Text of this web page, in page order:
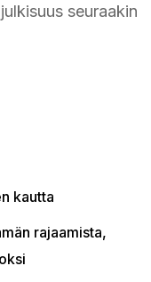
seuraakin
kautta
rajaamista,